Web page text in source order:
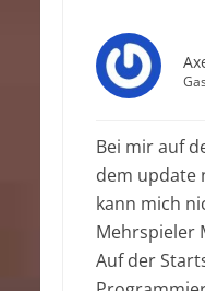
Bei mir auf
dem update
kann mich
Mehrspieler
Auf der